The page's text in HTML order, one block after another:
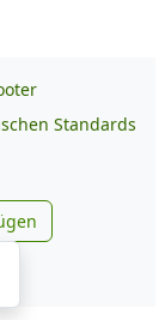
Standards
Telegram